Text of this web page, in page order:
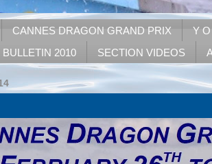
CANNES DRAGON GRAND PRIX Y
BULLETIN 2010 SECTION VIDEOS